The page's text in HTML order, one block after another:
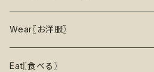
トレーニング
リックマット
10％OFF
お洋服
リード・ハーネス・首輪
ノーズワーク【Nosework】
知育玩具【Enrichment】
首輪
ハーネス
Wear〖お洋服〗
レインコート
Eat〖食べる〗